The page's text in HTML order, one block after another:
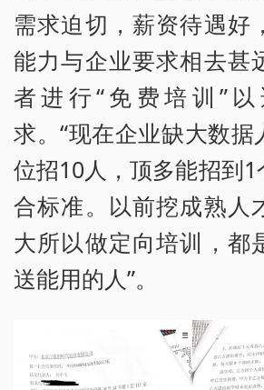
需求迫切，薪资待遇好
能力与企业要求相去甚
者进行“免费培训”
求。“现在企业缺大数据
位招10人，顶多能招到
合标准。以前挖成熟人
大所以做定向培训，都
送能用的人”。